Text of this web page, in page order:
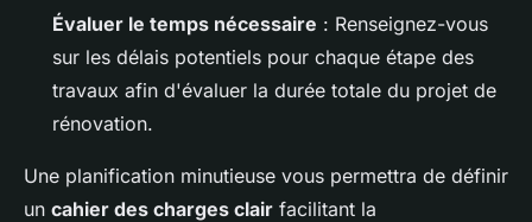
Évaluer le temps nécessaire : Renseignez-vous
sur les délais potentiels pour chaque étape des
travaux afin d'évaluer la durée totale du projet de
rénovation.
Une planification minutieuse vous permettra de définir
un cahier des charges clair facilitant la